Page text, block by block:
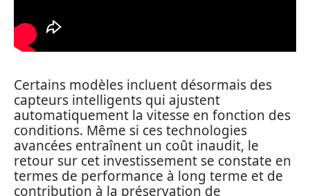
Certains modèles incluent désormais des
capteurs intelligents qui ajustent
automatiquement la vitesse en fonction des
conditions. Même si ces technologies
avancées entraînent un coût inaudit, le
retour sur cet investissement se constate en
termes de performance à long terme et de
contribution à la préservation de